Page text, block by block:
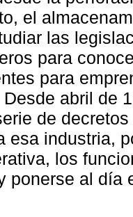
el
las
para
para
abril de
de
esa industria,
los
ponerse al día